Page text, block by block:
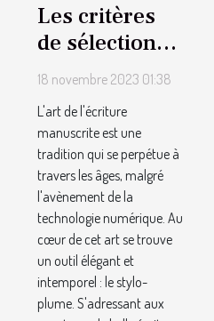
Les critères
de sélection
pour trouver
idéal
18 novembre 2023 01:38
L'art de l'écriture
manuscrite est une
tradition qui se perpétue à
travers les âges, malgré
l'avènement de la
technologie numérique. Au
cœur de cet art se trouve
un outil élégant et
intemporel : le stylo-
plume. S'adressant aux